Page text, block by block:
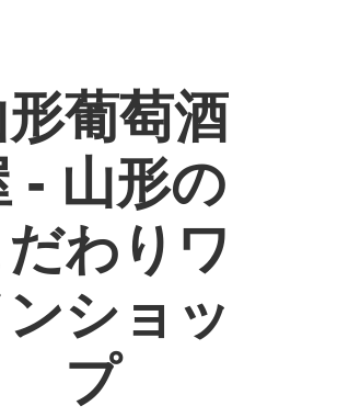
葡萄酒
- 山形の
わりワ
ショッ
プ